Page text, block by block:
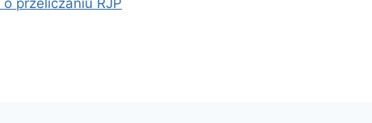
przeliczaniu RJP